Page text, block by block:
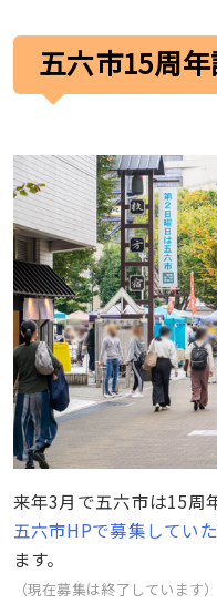
五六市15周
来年3月で五六市は15周
五六市HPで募集してい
ます。
（現在募集は終了しています）